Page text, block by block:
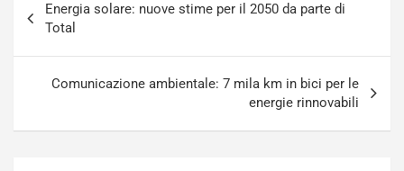
articoli
Energia solare: nuove stime per il 2050 da parte di
Total
Comunicazione ambientale: 7 mila km in bici per le
energie rinnovabili